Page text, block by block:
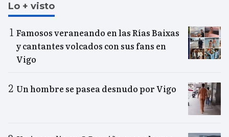
Lo + visto
Famosos veraneando en las Rías Baixas
y cantantes volcados con sus fans en
Vigo
Un hombre se pasea desnudo por Vigo